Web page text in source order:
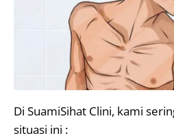
Di SuamiSihat Clini, kami
situasi ini :